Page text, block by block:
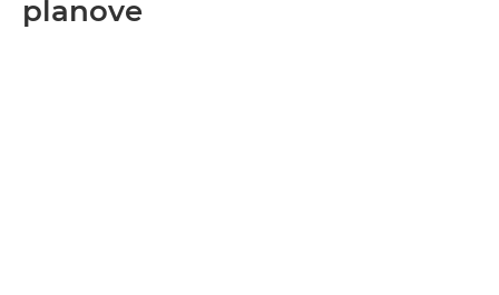
planove